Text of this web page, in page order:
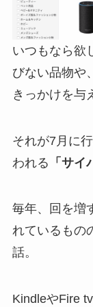
いつもなら欲
びない品物や
きっかけを与
それが7月に
われる 「サイ
毎年、回を増
れているもの
話。
KindleやFire